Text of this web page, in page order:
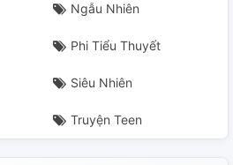
Ngẫu Nhiên
Phi Tiểu Thuyết
Siêu Nhiên
Truyện Teen